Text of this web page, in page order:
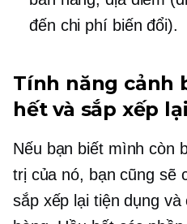
đến chi phí biến đổi).
Tính năng cảnh
hết và sắp xếp lại
Nếu bạn biết mình còn
trị của nó, bạn cũng sẽ
sắp xếp lại tiện dụng